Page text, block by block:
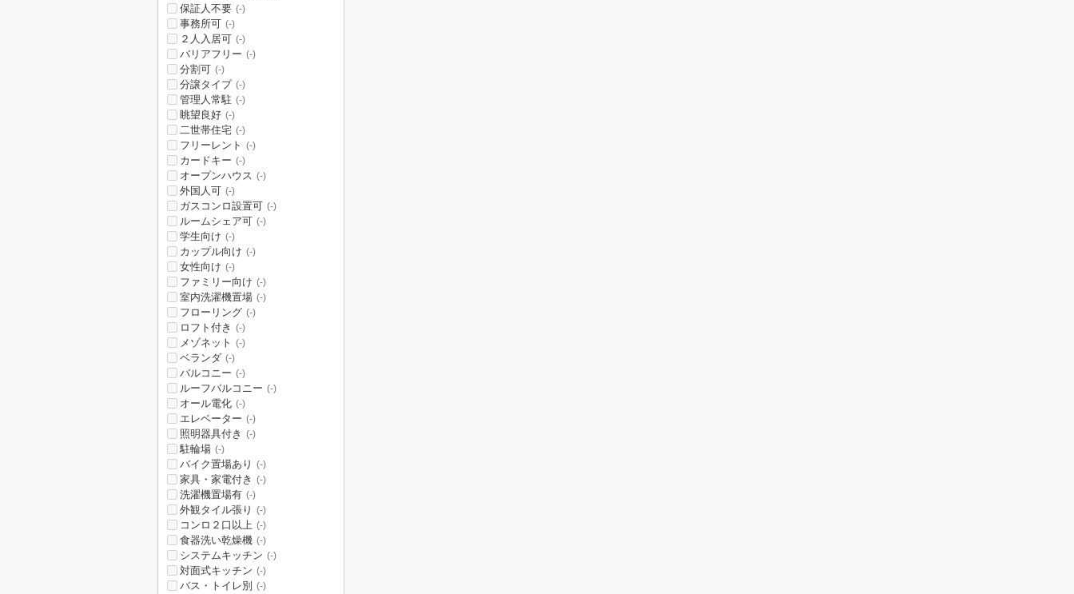
保証人不要 (-)
事務所可 (-)
２人入居可 (-)
バリアフリー (-)
分割可 (-)
分譲タイプ (-)
管理人常駐 (-)
眺望良好 (-)
二世帯住宅 (-)
フリーレント (-)
カードキー (-)
オープンハウス (-)
外国人可 (-)
ガスコンロ設置可 (-)
ルームシェア可 (-)
学生向け (-)
カップル向け (-)
女性向け (-)
ファミリー向け (-)
室内洗濯機置場 (-)
フローリング (-)
ロフト付き (-)
メゾネット (-)
ベランダ (-)
バルコニー (-)
ルーフバルコニー (-)
オール電化 (-)
エレベーター (-)
照明器具付き (-)
駐輪場 (-)
バイク置場あり (-)
家具・家電付き (-)
洗濯機置場有 (-)
外観タイル張り (-)
コンロ２口以上 (-)
食器洗い乾燥機 (-)
システムキッチン (-)
対面式キッチン (-)
バス・トイレ別 (-)